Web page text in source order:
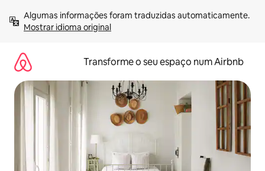
para
Mostrar idioma original
Transforme o seu espaço num Airbnb